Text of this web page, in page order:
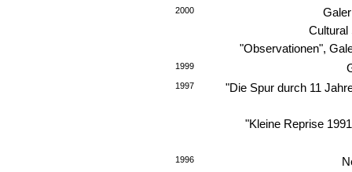
2000
Cultural
"Observationen",
1999
1997 "Die Spur durch 11
"Kleine Reprise
1996